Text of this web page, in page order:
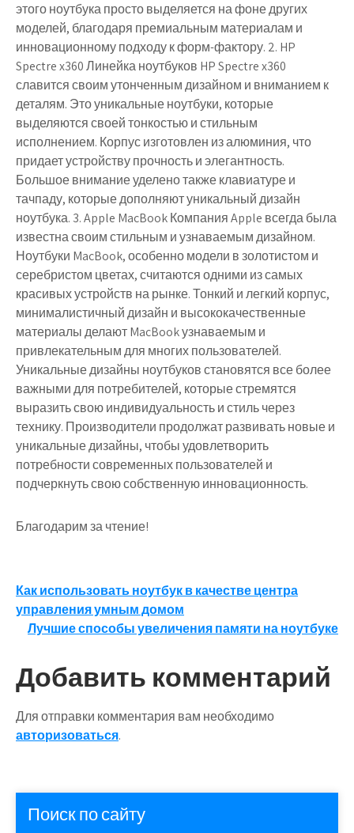
этого ноутбука просто выделяется на фоне других
моделей, благодаря премиальным материалам и
инновационному подходу к форм-фактору. 2. HP
Spectre x360 Линейка ноутбуков HP Spectre x360
славится своим утонченным дизайном и вниманием к
деталям. Это уникальные ноутбуки, которые
выделяются своей тонкостью и стильным
исполнением. Корпус изготовлен из алюминия, что
придает устройству прочность и элегантность.
Большое внимание уделено также клавиатуре и
тачпаду, которые дополняют уникальный дизайн
ноутбука. 3. Apple MacBook Компания Apple всегда была
известна своим стильным и узнаваемым дизайном.
Ноутбуки MacBook, особенно модели в золотистом и
серебристом цветах, считаются одними из самых
красивых устройств на рынке. Тонкий и легкий корпус,
минималистичный дизайн и высококачественные
материалы делают MacBook узнаваемым и
привлекательным для многих пользователей.
Уникальные дизайны ноутбуков становятся все более
важными для потребителей, которые стремятся
выразить свою индивидуальность и стиль через
технику. Производители продолжат развивать новые и
уникальные дизайны, чтобы удовлетворить
потребности современных пользователей и
подчеркнуть свою собственную инновационность.
Благодарим за чтение!
Навигация
по
Как использовать ноутбук в качестве центра
управления умным домом
Лучшие способы увеличения памяти на ноутбуке
Добавить комментарий
Для отправки комментария вам необходимо
авторизоваться.
Поиск по сайту